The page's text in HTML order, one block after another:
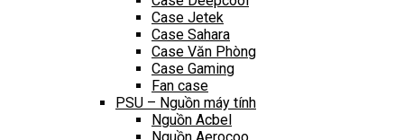
Case Jetek
Case Sahara
Case Văn Phòng
Case Gaming
Fan case
PSU – Nguồn máy tính
Nguồn Acbel